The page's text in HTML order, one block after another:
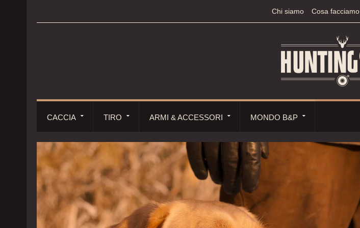
Chi siamo Cosa facciamo
CACCIA TIRO ARMI & ACCESSORI MONDO B&P